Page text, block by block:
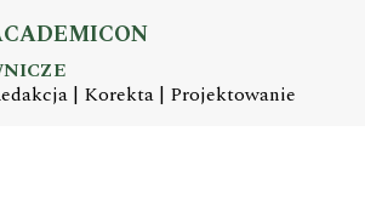
| Korekta | Projektowanie